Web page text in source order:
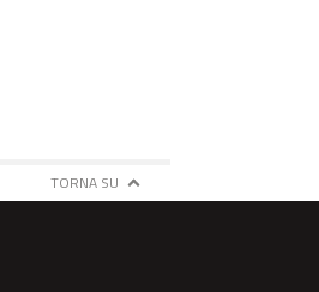
TORNA SU